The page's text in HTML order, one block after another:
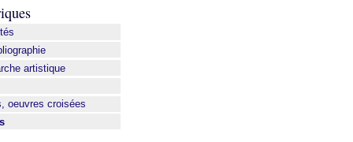
artistique
oeuvres croisées